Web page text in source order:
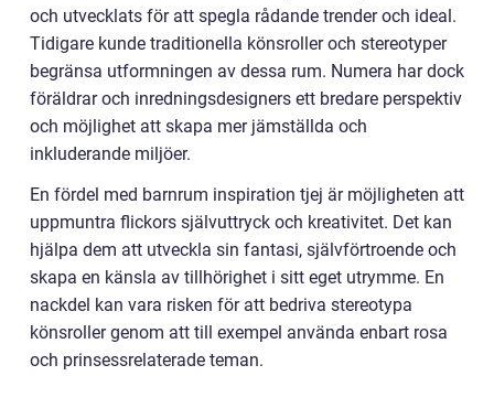
och utvecklats för att spegla rådande trender och ideal.
Tidigare kunde traditionella könsroller och stereotyper
begränsa utformningen av dessa rum. Numera har dock
föräldrar och inredningsdesigners ett bredare perspektiv
och möjlighet att skapa mer jämställda och
inkluderande miljöer.
En fördel med barnrum inspiration tjej är möjligheten att
uppmuntra flickors självuttryck och kreativitet. Det kan
hjälpa dem att utveckla sin fantasi, självförtroende och
skapa en känsla av tillhörighet i sitt eget utrymme. En
nackdel kan vara risken för att bedriva stereotypa
könsroller genom att till exempel använda enbart rosa
och prinsessrelaterade teman.